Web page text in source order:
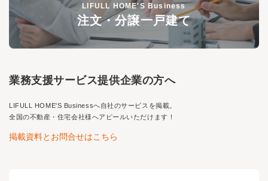
LIFULL HOME'S Business
注文・分譲一戸建て
業務支援サービス提供企業の方へ
LIFULL HOME'S Businessへ自社のサービスを掲載。
全国の不動産・住宅会社様へアピールいただけます！
掲載資料とお問合せはこちら